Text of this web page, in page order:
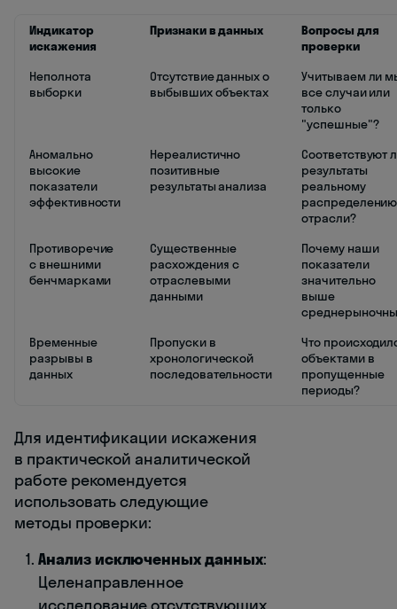
Индикатор
искажения
Признаки в данных
Вопросы для
проверки
Неполнота
выборки
Отсутствие данных о
выбывших объектах
Учитываем ли
все случаи или
только
"успешные"?
Аномально
высокие
показатели
эффективности
Нереалистично
позитивные
результаты анализа
Соответствуют
результаты
реальному
отрасли?
Противоречие
с внешними
бенчмарками
Существенные
расхождения с
отраслевыми
данными
Почему наши
показатели
значительно
выше
Временные
разрывы в
данных
Пропуски в
хронологической
последовательности
Что
объектами в
пропущенные
периоды?
Для идентификации искажения
в практической аналитической
работе рекомендуется
использовать следующие
методы проверки:
Анализ исключенных данных:
Целенаправленное
исследование отсутствующих